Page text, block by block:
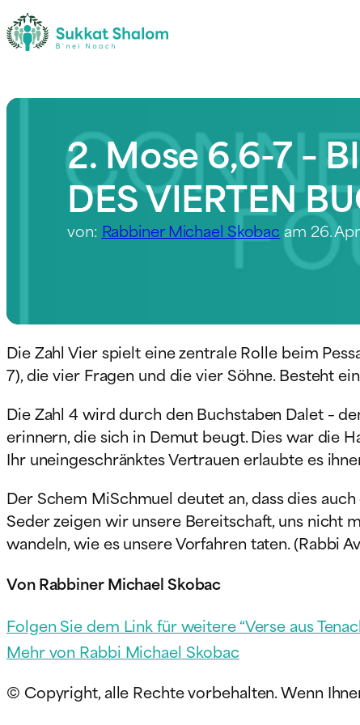
2. Mose 6,6-7 –
DES VIERTEN
von: Rabbiner Michael Skobac am 26.
Die Zahl Vier spielt eine zentrale Rolle beim
7), die vier Fragen und die vier Söhne. Besteht
Die Zahl 4 wird durch den Buchstaben Dalet –
erinnern, die sich in Demut beugt. Dies war die
Ihr uneingeschränktes Vertrauen erlaubte es
Der Schem MiSchmuel deutet an, dass dies
Seder zeigen wir unsere Bereitschaft, uns nicht
wandeln, wie es unsere Vorfahren taten. (Rabbi
Von Rabbiner Michael Skobac
Folgen Sie dem Link für weitere “Verse aus
Mehr von Rabbi Michael Skobac
© Copyright, alle Rechte vorbehalten. Wenn